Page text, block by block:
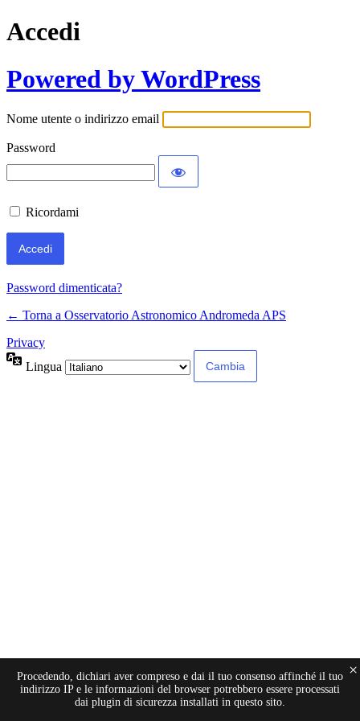
Accedi
Powered by WordPress
Nome utente o indirizzo email
Password
Ricordami
Password dimenticata?
← Torna a Osservatorio Astronomico Andromeda APS
Privacy
Lingua
Procedendo, dichiari aver compreso e dai il tuo consenso affinché il tuo
indirizzo IP e le informazioni del browser potrebbero essere processati
dai plugin di sicurezza installati in questo sito.
×